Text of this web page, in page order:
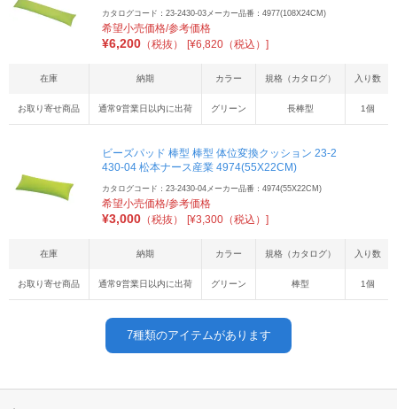
カタログコード：23-2430-03メーカー品番：4977(108X24CM)
希望小売価格/参考価格
¥6,200 （税抜） [¥6,820（税込）]
在庫 納期 カラー 規格（カタログ） 入り数
お取り寄せ商品 通常9営業日以内に出荷 グリーン 長棒型 1個
ビーズパッド 棒型 棒型 体位変換クッション 23-2
430-04 松本ナース産業 4974(55X22CM)
カタログコード：23-2430-04メーカー品番：4974(55X22CM)
希望小売価格/参考価格
¥3,000 （税抜） [¥3,300（税込）]
在庫 納期 カラー 規格（カタログ） 入り数
お取り寄せ商品 通常9営業日以内に出荷 グリーン 棒型 1個
7種類のアイテムがあります